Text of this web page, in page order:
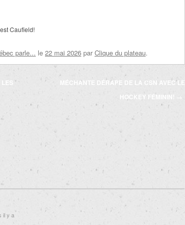
Caufield!
parle... le 22 mai 2026 par Clique du plateau.
MÉCHANTE DÉRAPE DE LA CSN AVEC LE
HOCKEY FÉMININ!
→
il y a